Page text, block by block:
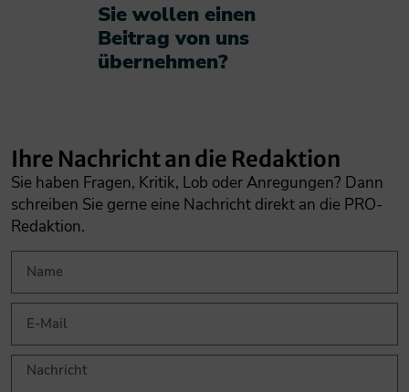
Sie wollen einen
Beitrag von uns
übernehmen?​
Ihre Nachricht an die Redaktion
Sie haben Fragen, Kritik, Lob oder Anregungen? Dann
schreiben Sie gerne eine Nachricht direkt an die PRO-
Redaktion.